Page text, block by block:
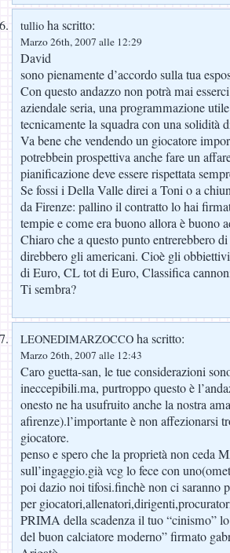
tullio ha scritto:
Marzo 26th, 2007 alle 12:29
David
sono pienamente d’accordo sulla tua
Con questo andazzo non potrà mai
aziendale seria, una programmazione
tecnicamente la squadra con una solidità
Va bene che vendendo un giocatore
potrebbein prospettiva anche fare un
pianificazione deve essere rispettata
Se fossi i Della Valle direi a Toni o a
da Firenze: pallino il contratto lo hai
tempie e come era buono allora è buono
Chiaro che a questo punto entrerebbero
direbbero gli americani. Cioè gli
di Euro, CL tot di Euro, Classifica
Ti sembra?
LEONEDIMARZOCCO ha scritto:
Marzo 26th, 2007 alle 12:43
Caro guetta-san, le tue considerazioni
ineccepibili.ma, purtroppo questo è
onesto ne ha usufruito anche la nostra
afirenze).l’importante è non affezionarsi
giocatore.
penso e spero che la proprietà non ceda
sull’ingaggio.già vcg lo fece con
poi dazio noi tifosi.finchè non ci saranno
per
PRIMA della scadenza il tuo “cinismo”
del buon calciatore moderno” firmato